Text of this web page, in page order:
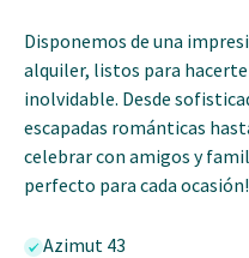
Disponemos de una
alquiler, listos para
inolvidable. Desde
escapadas románticas
celebrar con amigos y
perfecto para cada ocasión!
Azimut 43